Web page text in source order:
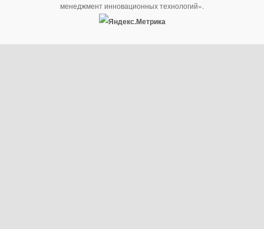
менеджмент инновационных технологий».